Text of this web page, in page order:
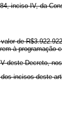
inciso IV, da
de
à programação
deste Decreto,
incisos deste